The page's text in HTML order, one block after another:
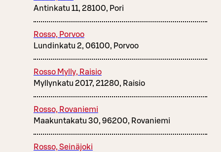
Antinkatu 11, 28100, Pori
Rosso, Porvoo
Lundinkatu 2, 06100, Porvoo
Rosso Mylly, Raisio
Myllynkatu 2017, 21280, Raisio
Rosso, Rovaniemi
Maakuntakatu 30, 96200, Rovaniemi
Rosso, Seinäjoki